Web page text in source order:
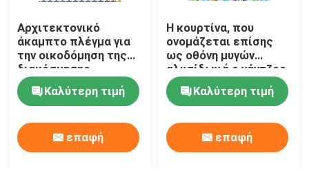
Αρχιτεκτονικό
άκαμπτο πλέγμα για
την οικοδόμηση της
διακόσμησης
προσόψεων
Καλύτερη τιμή
επαφή
Η κουρτίνα, που
ονομάζεται επίσης
ως οθόνη μυγών
αλυσίδων ή ο γάντζος
συνδέσεων αλυσίδων
αλυσοδένει την
κουρτίνα, υλικό
αργιλίου
Καλύτερη τιμή
επαφή